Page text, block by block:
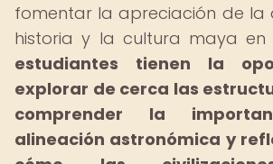
fomentar la apreciación de la
historia y la cultura maya
estudiantes tienen la
explorar de cerca las
comprender la
alineación astronómica y